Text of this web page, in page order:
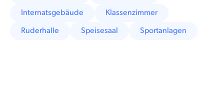
Internatsgebäude
Klassenzimmer
Ruderhalle
Speisesaal Sportanlagen